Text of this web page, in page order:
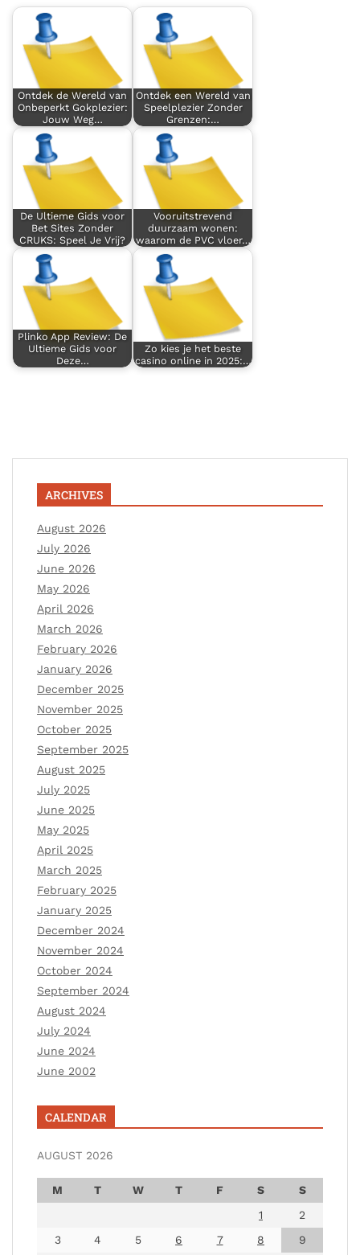
Ontdek de Wereld van
Onbeperkt Gokplezier:
Jouw Weg…
Ontdek een Wereld van
Speelplezier Zonder
Grenzen:…
De Ultieme Gids voor
Bet Sites Zonder
CRUKS: Speel Je Vrij?
Vooruitstrevend
duurzaam wonen:
waarom de PVC vloer…
Plinko App Review: De
Ultieme Gids voor
Deze…
Zo kies je het beste
casino online in 2025:…
ARCHIVES
August 2026
July 2026
June 2026
May 2026
April 2026
March 2026
February 2026
January 2026
December 2025
November 2025
October 2025
September 2025
August 2025
July 2025
June 2025
May 2025
April 2025
March 2025
February 2025
January 2025
December 2024
November 2024
October 2024
September 2024
August 2024
July 2024
June 2024
June 2002
CALENDAR
AUGUST 2026
M T W T F S
S
1
2
3
4 5 6 7 8
9